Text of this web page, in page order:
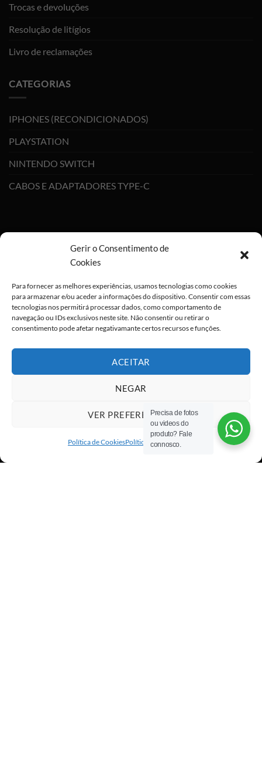
Gerir o Consentimento de
Cookies
Para fornecer as melhores experiências, usamos tecnologias como cookies
para armazenar e/ou aceder a informações do dispositivo. Consentir com essas
tecnologias nos permitirá processar dados, como comportamento de
navegação ou IDs exclusivos neste site. Não consentir ou retirar o
consentimento pode afetar negativamante certos recursos e funções.
ACEITAR
NEGAR
VER PREFERÊNCIAS
Política de CookiesPolítica de privacidade
Trocas e devoluções
Resolução de litígios
Livro de reclamações
CATEGORIAS
IPHONES (RECONDICIONADOS)
PLAYSTATION
NINTENDO SWITCH
CABOS E ADAPTADORES TYPE-C
Stripe MasterCardCash
Copyright 2026 ©All rights reserved
Precisa de fotos
ou videos do
produto? Fale
connosco.